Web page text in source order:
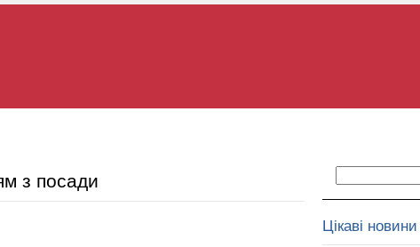
з посади
Цікаві новини